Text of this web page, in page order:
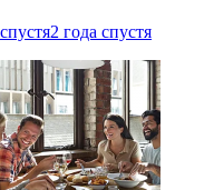
2 года спустя